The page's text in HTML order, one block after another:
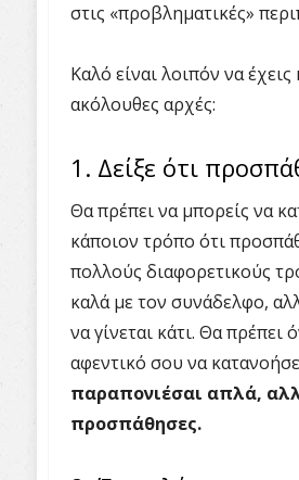
στις «προβληματικές»
Καλό είναι λοιπόν να έχεις
ακόλουθες αρχές:
1. Δείξε ότι
Θα πρέπει να μπορείς να
κάποιον τρόπο ότι
πολλούς διαφορετικούς
καλά με τον συνάδελφο,
να γίνεται κάτι. Θα πρέπει
αφεντικό σου να
παραπονιέσαι απλά,
προσπάθησες.